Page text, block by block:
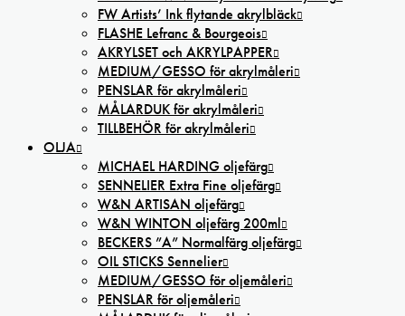
FW Artists’ Ink flytande akrylbläck
FLASHE Lefranc & Bourgeois
AKRYLSET och AKRYLPAPPER
MEDIUM/GESSO för akrylmåleri
PENSLAR för akrylmåleri
MÅLARDUK för akrylmåleri
TILLBEHÖR för akrylmåleri
OLJA
MICHAEL HARDING oljefärg
SENNELIER Extra Fine oljefärg
W&N ARTISAN oljefärg
W&N WINTON oljefärg 200ml
BECKERS ”A” Normalfärg oljefärg
OIL STICKS Sennelier
MEDIUM/GESSO för oljemåleri
PENSLAR för oljemåleri